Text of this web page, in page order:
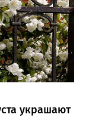
украшают